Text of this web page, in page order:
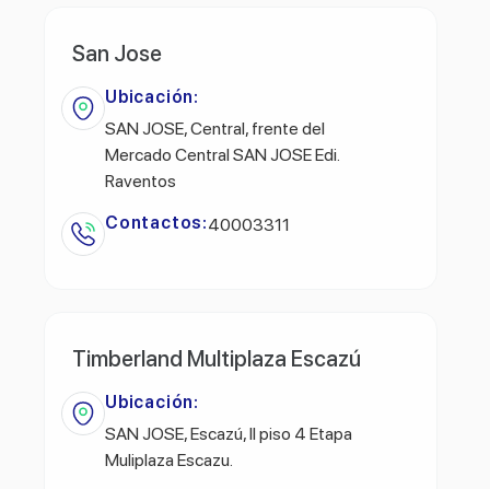
San Jose
Ubicación:
SAN JOSE, Central, frente del
Mercado Central SAN JOSE Edi.
Raventos
Contactos:40003311
Timberland Multiplaza Escazú
Ubicación:
SAN JOSE, Escazú, ll piso 4 Etapa
Muliplaza Escazu.